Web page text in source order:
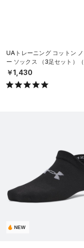
UAトレーニング コットン
ー ソックス （3足セット）（
ニング/UNISEX）
￥1,430
NEW